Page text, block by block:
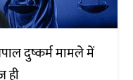
दुष्कर्म मामले में
ही